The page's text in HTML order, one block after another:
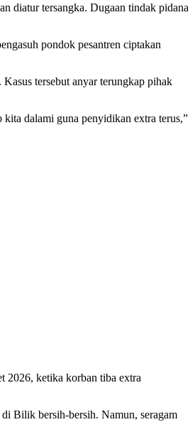
diatur tersangka. Dugaan tindak pidana
pondok pesantren ciptakan
tersebut anyar terungkap pihak
dalami guna penyidikan extra terus,”
2026, ketika korban tiba extra
Bilik bersih-bersih. Namun, seragam